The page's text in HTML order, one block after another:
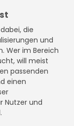
die
und
Wer im Bereich
will meist
passenden
einen
Nutzer und